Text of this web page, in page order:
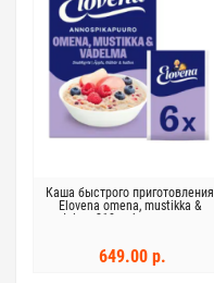
Каша быстрого приготовления
Elovena omena, mustikka &
vadelma 210г яблоко, черника
649.00 р.